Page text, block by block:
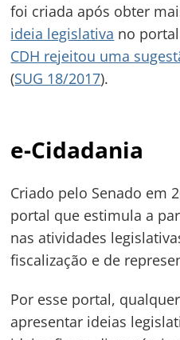
foi criada após obter
ideia legislativa no
CDH rejeitou uma
(SUG 18/2017).
e-Cidadania
Criado pelo Senado em
portal que estimula a
nas atividades
fiscalização e de
Por esse portal,
apresentar ideias